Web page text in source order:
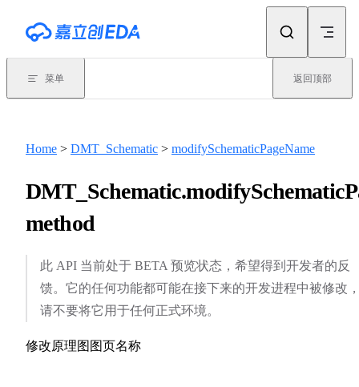
菜单 返回顶部
Home > DMT_Schematic > modifySchematicPageName
method
此 API 当前处于 BETA 预览状态，希望得到开发者的反
馈。它的任何功能都可能在接下来的开发进程中被修改
请不要将它用于任何正式环境。
修改原理图图页名称